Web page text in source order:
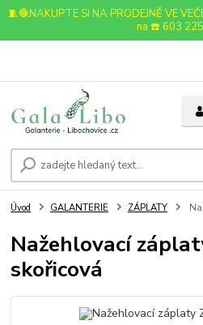
🧵🧶NAKUPTE SI NA PRODEJNĚ VE
na ☎️ 603
Úvod GALANTERIE ZÁPLATY
Nažehlovací
skořicová